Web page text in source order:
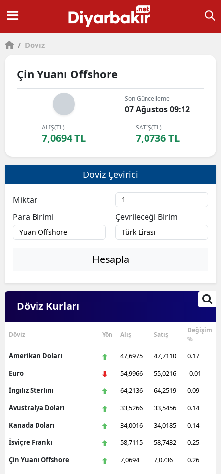
/ Döviz
Çin Yuanı Offshore
Son Güncelleme
07 Ağustos 09:12
ALIŞ(TL)
7,0694 TL
SATIŞ(TL)
7,0736 TL
Döviz Çevirici
Miktar
Para Birimi
Çevrileceği Birim
Hesapla
Döviz Kurları
Döviz Yön Alış Satış
Değişim
%
Amerikan Doları 47,6975 47,7110
0.17
Euro
54,9966 55,0216
-0.01
İngiliz Sterlini
64,2136 64,2519
0.09
Avustralya Doları
33,5266 33,5456
0.14
Kanada Doları
34,0016 34,0185
0.14
İsviçre Frankı
58,7115 58,7432
0.25
Çin Yuanı Offshore
7,0694 7,0736
0.26